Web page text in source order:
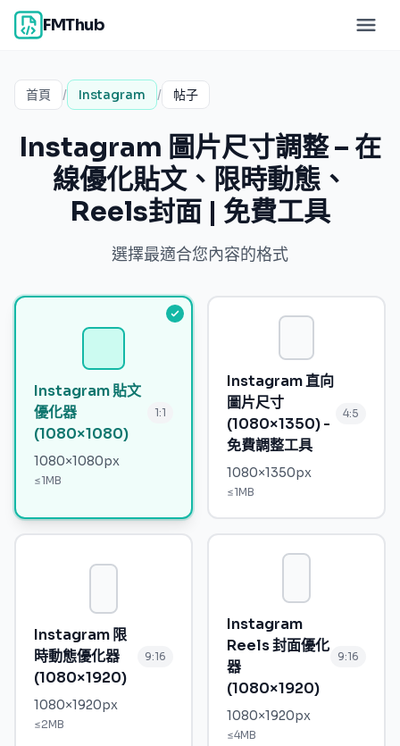
FMThub
首頁 / Instagram / 帖子
Instagram 圖片尺寸調整 – 在
線優化貼文、限時動態、
Reels封面 | 免費工具
選擇最適合您內容的格式
Instagram 貼文
優化器
(1080×1080)
1:1
1080×1080px
≤1MB
Instagram 直向
圖片尺寸
(1080×1350) -
免費調整工具
4:5
1080×1350px
≤1MB
Instagram 限
時動態優化器
(1080×1920)
9:16
1080×1920px
≤2MB
Instagram
Reels 封面優化
器
(1080×1920)
9:16
1080×1920px
≤4MB